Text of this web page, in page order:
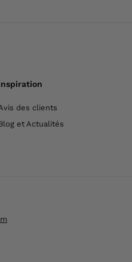
des clients
et Actualités